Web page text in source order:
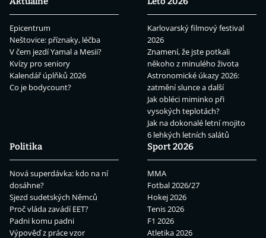
Epicentrum
Neštovice: příznaky, léčba
V čem jezdí Yamal a Mesii?
Kvízy pro seniory
Kalendář úplňků 2026
Co je bodycount?
Karlovarský filmový festival
2026
Znamení, že jste potkali
někoho z minulého života
Astronomické úkazy 2026:
zatmění slunce a další
Jak obléci miminko při
vysokých teplotách?
Jak na dokonalé letní mojito
6 lehkých letních salátů
Politika
Nová superdávka: kdo na ní
dosáhne?
Sjezd sudetských Němců
Proč vláda zavádí EET?
Padni komu padni
Výpověď z práce vzor
Sport 2026
MMA
Fotbal 2026/27
Hokej 2026
Tenis 2026
F1 2026
Atletika 2026